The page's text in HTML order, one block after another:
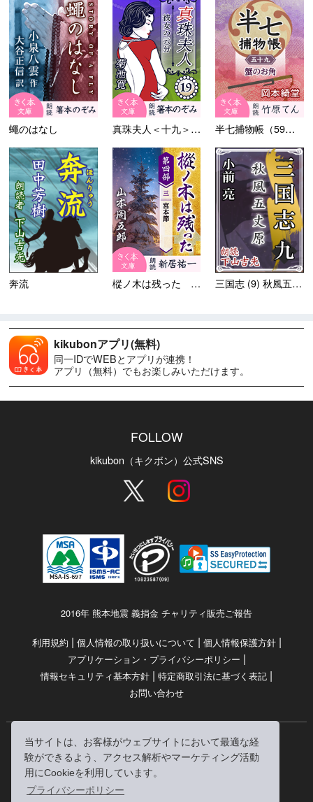
当サイトは、お客様がウェブサイトにおいて最適な経
験ができるよう、アクセス解析やマーケティング活動
用にCookieを利用しています。
プライバシーポリシー
蠅のはなし 真珠夫人＜十九＞彼女の云分 半七捕物帳（59）蟹のお角
奔流 樅ノ木は残った 第四部 ＜三... 三国志 (9) 秋風五丈原
kikubonアプリ(無料)
同一IDでWEBとアプリが連携！
アプリ（無料）でもお楽しみいただけます。
FOLLOW
kikubon（キクボン）公式SNS
2016年 熊本地震 義捐金 チャリティ販売ご報告
利用規約 | 個人情報の取り扱いについて | 個人情報保護方針|
アプリケーション・プライバシーポリシー |
情報セキュリティ基本方針 | 特定商取引法に基づく表記 |
お問い合わせ
© RRJ Inc.
（kikubon/キクボン/きく本/きくほん/キクホン）は
株式会社RRJの登録商標です。